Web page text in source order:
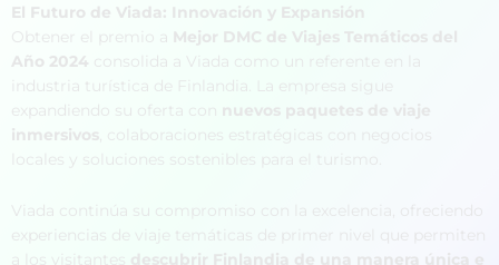
El Futuro de Viada: Innovación y Expansión
Obtener el premio a Mejor DMC de Viajes Temáticos del
Año 2024 consolida a Viada como un referente en la
industria turística de Finlandia. La empresa sigue
expandiendo su oferta con nuevos paquetes de viaje
inmersivos, colaboraciones estratégicas con negocios
locales y soluciones sostenibles para el turismo.
Viada continúa su compromiso con la excelencia, ofreciendo
experiencias de viaje temáticas de primer nivel que permiten
a los visitantes descubrir Finlandia de una manera única e